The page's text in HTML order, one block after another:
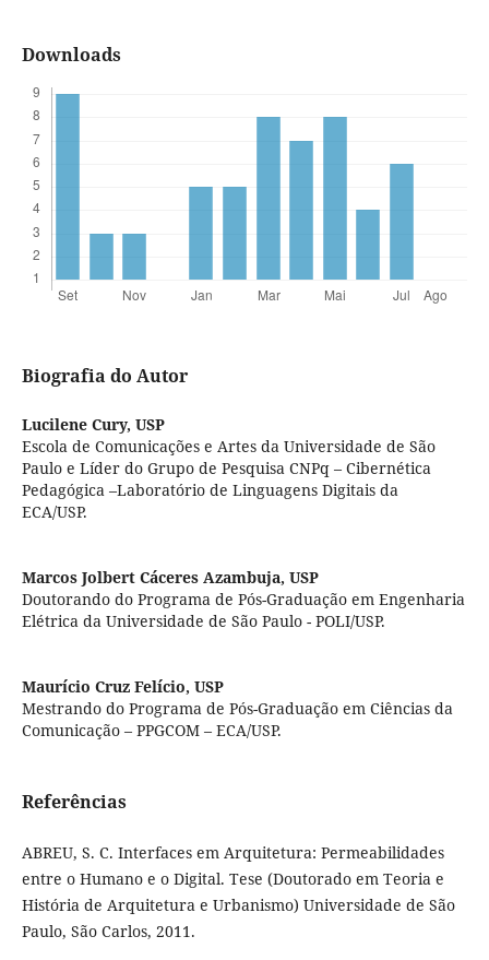
Downloads
Biografia do Autor
Lucilene Cury, USP
Escola de Comunicações e Artes da Universidade de São
Paulo e Líder do Grupo de Pesquisa CNPq – Cibernética
Pedagógica –Laboratório de Linguagens Digitais da
ECA/USP.
Marcos Jolbert Cáceres Azambuja, USP
Doutorando do Programa de Pós-Graduação em Engenharia
Elétrica da Universidade de São Paulo - POLI/USP.
Maurício Cruz Felício, USP
Mestrando do Programa de Pós-Graduação em Ciências da
Comunicação – PPGCOM – ECA/USP.
Referências
ABREU, S. C. Interfaces em Arquitetura: Permeabilidades
entre o Humano e o Digital. Tese (Doutorado em Teoria e
História de Arquitetura e Urbanismo) Universidade de São
Paulo, São Carlos, 2011.